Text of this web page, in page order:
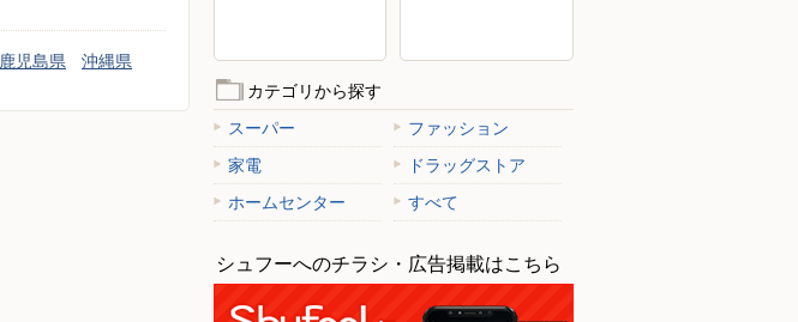
鹿児島県 沖縄県
カテゴリから探す
スーパー
ファッション
家電
ドラッグストア
ホームセンター
すべて
シュフーへのチラシ・広告掲載はこちら